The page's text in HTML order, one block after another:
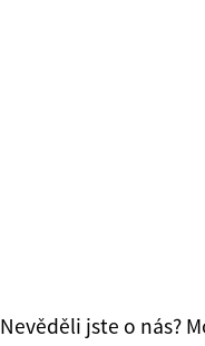
Nevěděli jste o nás?